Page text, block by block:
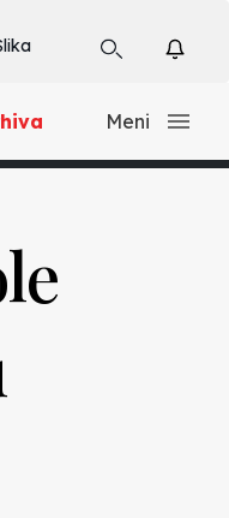
Meni